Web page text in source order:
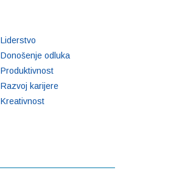
Liderstvo
Donošenje odluka
Produktivnost
Razvoj karijere
Kreativnost